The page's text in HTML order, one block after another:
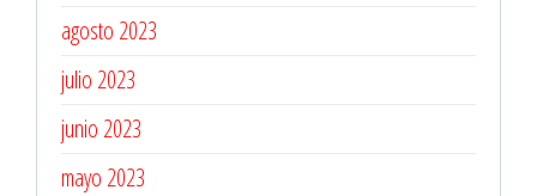
agosto 2023
julio 2023
junio 2023
mayo 2023